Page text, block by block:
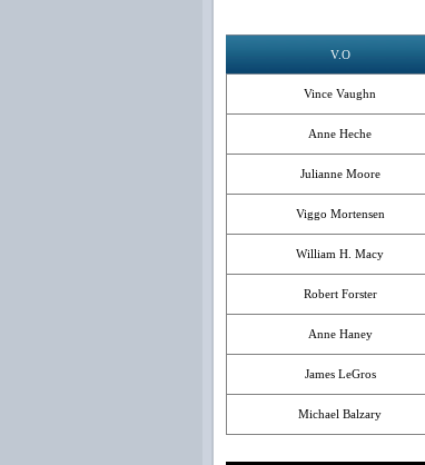
V.O
Vince Vaughn
Anne Heche
Julianne Moore
Viggo Mortensen
William H. Macy
Robert Forster
Anne Haney
James LeGros
Michael Balzary